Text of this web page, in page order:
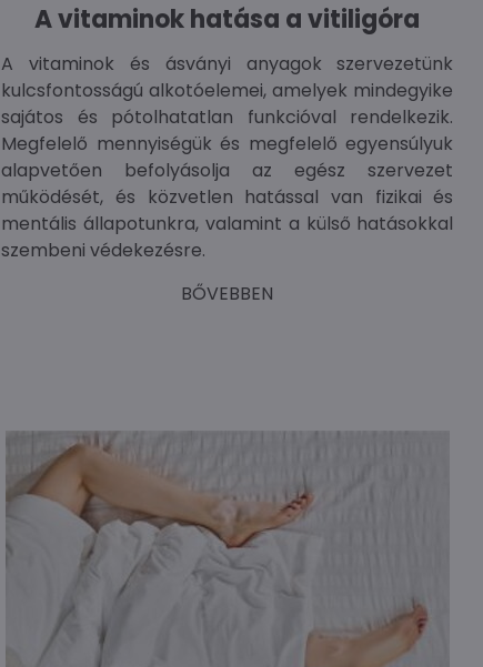
A vitaminok hatása a vitiligóra
A vitaminok és ásványi anyagok szervezetünk
kulcsfontosságú alkotóelemei, amelyek mindegyike
sajátos és pótolhatatlan funkcióval rendelkezik.
Megfelelő mennyiségük és megfelelő egyensúlyuk
alapvetően befolyásolja az egész szervezet
működését, és közvetlen hatással van fizikai és
mentális állapotunkra, valamint a külső hatásokkal
szembeni védekezésre.
BŐVEBBEN